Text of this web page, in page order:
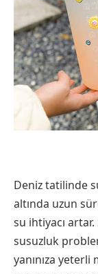
Deniz tatilinde
altında uzun
su ihtiyacı
susuzluk
yanınıza